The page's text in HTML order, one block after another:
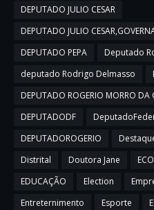
DEPUTADO JULIO CESAR
DEPUTADO JULIO
DEPUTADO PEPA
Deputado
deputado Rodrigo Delmasso
DEPUTADO ROGERIO MORRO DA
DEPUTADODF
DEPUTADOROGERIO
Distrital
Doutora Jane
EDUCAÇÃO
Election
Entreternimento
Esporte